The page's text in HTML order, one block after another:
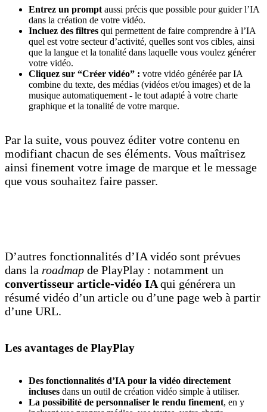
Entrez un prompt aussi précis que possible pour guider l’IA
dans la création de votre vidéo.
Incluez des filtres qui permettent de faire comprendre à l’IA
quel est votre secteur d’activité, quelles sont vos cibles, ainsi
que la langue et la tonalité dans laquelle vous voulez générer
votre vidéo.
Cliquez sur “Créer vidéo” : votre vidéo générée par IA
combine du texte, des médias (vidéos et/ou images) et de la
musique automatiquement - le tout adapté à votre charte
graphique et la tonalité de votre marque.
Par la suite, vous pouvez éditer votre contenu en
modifiant chacun de ses éléments. Vous maîtrisez
ainsi finement votre image de marque et le message
que vous souhaitez faire passer.
D’autres fonctionnalités d’IA vidéo sont prévues
dans la roadmap de PlayPlay : notamment un
convertisseur article-vidéo IAqui générera un
résumé vidéo d’un article ou d’une page web à partir
d’une URL.
Les avantages de PlayPlay
Des fonctionnalités d’IA pour la vidéo directement
incluses dans un outil de création vidéo simple à utiliser.
La possibilité de personnaliser le rendu finement, en y